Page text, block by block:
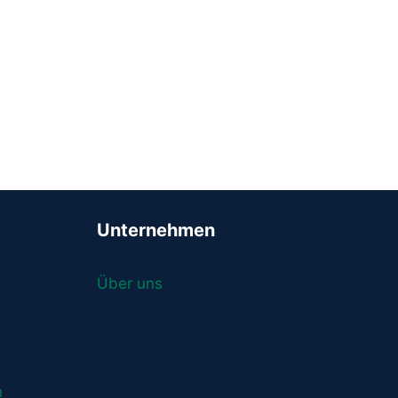
Unternehmen
Über uns